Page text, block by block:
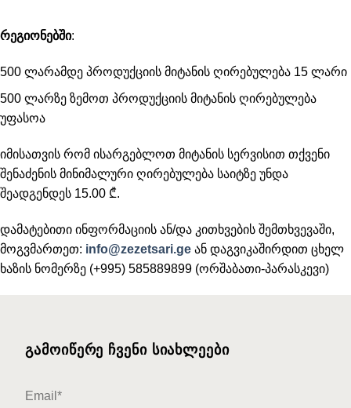
რეგიონებში:
500 ლარამდე პროდუქციის მიტანის ღირებულება 15 ლარი
500 ლარზე ზემოთ პროდუქციის მიტანის ღირებულება
უფასოა
იმისათვის რომ ისარგებლოთ მიტანის სერვისით თქვენი
შენაძენის მინიმალური ღირებულება საიტზე უნდა
შეადგენდეს 15.00 ₾.
დამატებითი ინფორმაციის ან/და კითხვების შემთხვევაში,
მოგვმართეთ: info@zezetsari.ge ან დაგვიკაშირდით ცხელ
ხაზის ნომერზე (+995) 585889899 (ორშაბათი-პარასკევი)
ᲒᲐᲛᲝᲘᲬᲔᲠᲔ ᲩᲕᲔᲜᲘ ᲡᲘᲐᲮᲚᲔᲔᲑᲘ